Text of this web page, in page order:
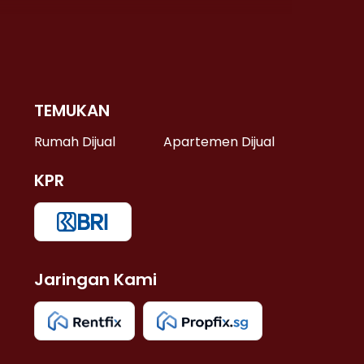
TEMUKAN
Rumah Dijual Apartemen Dijual
KPR
Jaringan Kami